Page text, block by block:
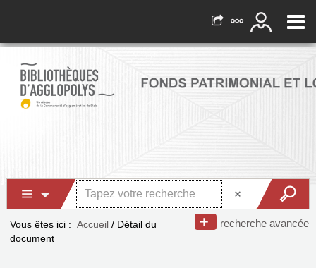
recherche avancée
Vous êtes ici : Accueil / Détail du
document